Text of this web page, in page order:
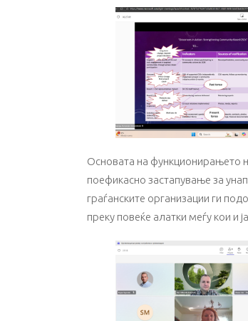
Основата на функционирањето
поефикасно застапување за
граѓанските организации ги
преку повеќе алатки меѓу кои и